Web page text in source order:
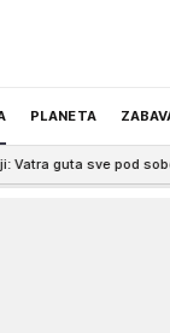
PLANETA
samo jedan